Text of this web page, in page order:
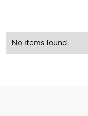
No items found.